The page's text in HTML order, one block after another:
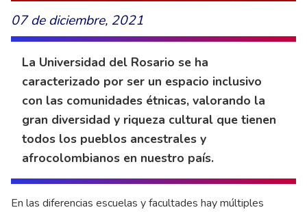
07 de diciembre, 2021
La Universidad del Rosario se ha
caracterizado por ser un espacio inclusivo
con las comunidades étnicas, valorando la
gran diversidad y riqueza cultural que tienen
todos los pueblos ancestrales y
afrocolombianos en nuestro país.
En las diferencias escuelas y facultades hay múltiples